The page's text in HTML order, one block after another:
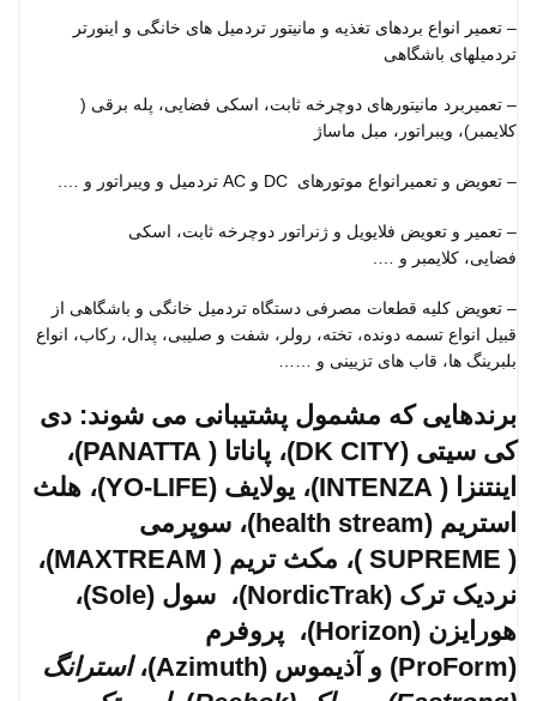
– تعمیر انواع بردهای تغذیه و مانیتور تردمیل های خانگی و اینورتر
تردمیلهای باشگاهی
– تعمیربرد مانیتورهای دوچرخه ثابت، اسکی فضایی، پله برقی (
کلایمبر)، ویبراتور، مبل ماساژ
– تعویض و تعمیرانواع موتورهای ‌ DC و AC تردمیل و ویبراتور و ….
– تعمیر و تعویض فلایویل و ژنراتور دوچرخه ثابت، اسکی
فضایی، کلایمبر و ….
– تعویض کلیه قطعات مصرفی دستگاه تردمیل خانگی و باشگاهی از
قبیل انواع تسمه دونده، تخته، رولر، شفت و صلیبی، پدال، رکاب، انواع
بلبرینگ ها، قاب های تزیینی و ……
برندهایی که مشمول پشتیبانی می شوند: دی
کی سیتی (DK CITY)، پاناتا ( PANATTA)،
اینتنزا ( INTENZA)، یولایف (YO-LIFE)، هلث
استریم (health stream)، سوپرمی
( SUPREME )، مکث تریم ( MAXTREAM)،
نردیک ترک (NordicTrak)، سول (Sole)،
هورایزن (Horizon)، پروفرم
(ProForm) و آذیموس (Azimuth)،
استرانگ